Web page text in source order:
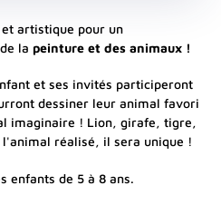
artistique pour un
la peinture et des animaux !
et ses invités participeront
dessiner leur animal favori
imaginaire ! Lion, girafe, tigre,
réalisé, il sera unique !
enfants de 5 à 8 ans.